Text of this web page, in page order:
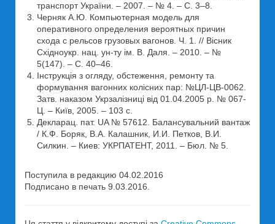
транспорт України. – 2007. – № 4. – С. 3–8.
Черняк А.Ю. Компьютерная модель для
оперативного определения вероятных причин
схода с рельсов грузовых вагонов. Ч. 1. // Вісник
Східноукр. нац. ун-ту ім. В. Даля. – 2010. – №
5(147). – С. 40–46.
Інструкція з огляду, обстеження, ремонту та
формування вагонних колісних пар: №ЦЛ-ЦВ-0062.
Затв. наказом Укрзалізниці від 01.04.2005 р. № 067-
Ц. – Київ, 2005. – 103 с.
Декларац. пат. UA № 57612. Балансувальний вантаж
/ К.Ф. Боряк, В.А. Калашник, И.И. Петков, В.И.
Силкин. – Киев: УКРПАТЕНТ, 2011. – Бюл. № 5.
Поступила в редакцию 04.02.2016
Подписано в печать 9.03.2016.